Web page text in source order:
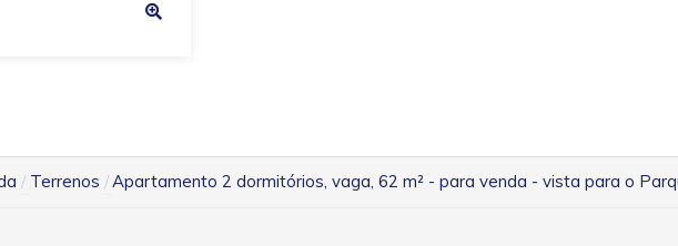
Terrenos Apartamento 2 dormitórios, vaga, 62 m² - para venda - vista para o